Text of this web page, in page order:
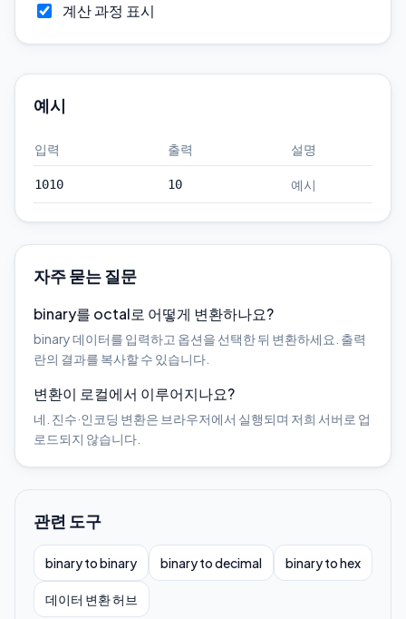
계산 과정 표시
예시
입력 출력 설명
1010 10 예시
자주 묻는 질문
binary를 octal로 어떻게 변환하나요?
binary 데이터를 입력하고 옵션을 선택한 뒤 변환하세요. 출력
란의 결과를 복사할 수 있습니다.
변환이 로컬에서 이루어지나요?
네. 진수·인코딩 변환은 브라우저에서 실행되며 저희 서버로 업
로드되지 않습니다.
관련 도구
binary to binary binary to decimal binary to hex
데이터 변환 허브